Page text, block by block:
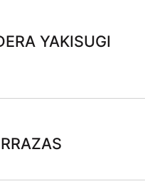
YAKISUGI